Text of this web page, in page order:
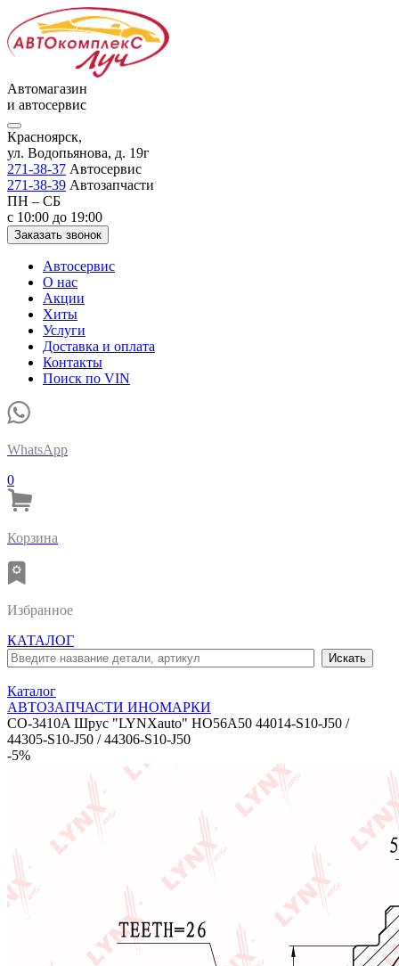
Автомагазин
и автосервис
Красноярск,
ул. Водопьянова, д. 19г
271-38-37 Автосервис
271-38-39 Автозапчасти
ПН – СБ
с 10:00 до 19:00
Заказать звонок
Автосервис
О нас
Акции
Хиты
Услуги
Доставка и оплата
Контакты
Поиск по VIN
WhatsApp
0
Корзина
Избранное
КАТАЛОГ
Каталог
АВТОЗАПЧАСТИ ИНОМАРКИ
CO-3410A Шрус "LYNXauto" HO56A50 44014-S10-J50 /
44305-S10-J50 / 44306-S10-J50
-5%